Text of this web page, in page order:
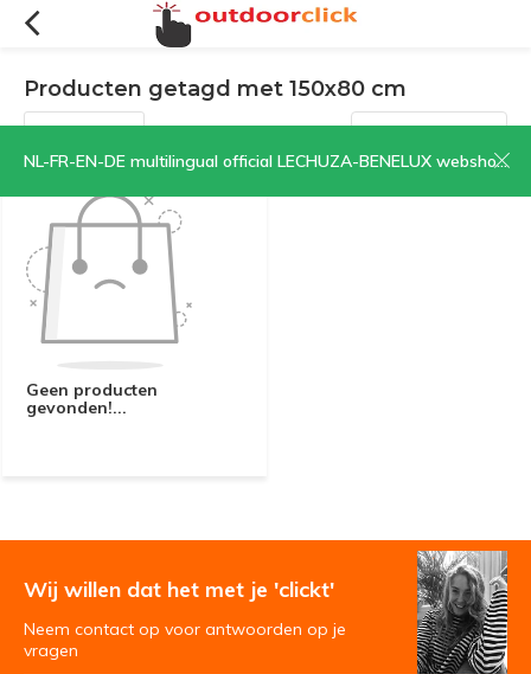
NL-FR-EN-DE multilingual official LECHUZA-BENELUX webshop | CLICK HERE NOW!
Producten getagd met 150x80 cm
Filters Sorteren op:
Geen producten
gevonden!...
Wij willen dat het met je 'clickt'
Neem contact op voor antwoorden op je
vragen